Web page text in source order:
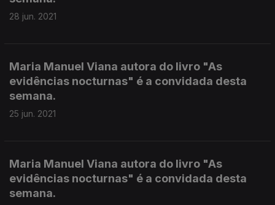
28 jun. 2021
Maria Manuel Viana autora do livro "As
evidências nocturnas" é a convidada desta
semana.
25 jun. 2021
Maria Manuel Viana autora do livro "As
evidências nocturnas" é a convidada desta
semana.